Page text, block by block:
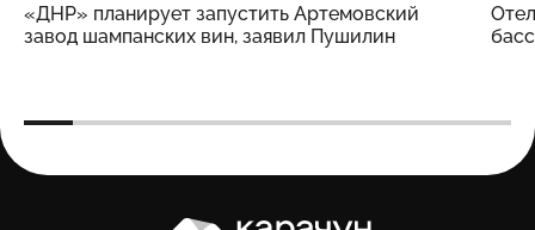
«ДНР» планирует запустить Артемовский
завод шампанских вин, заявил Пушилин
Карачун